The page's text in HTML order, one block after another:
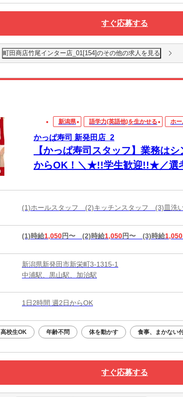
すぐ応募する
町田商店竹尾インター店_01[154]のその他の求人を見る
新潟県 語学力(英語他)を生かせる ホ
かっぱ寿司 新発田店_2
【かっぱ寿司スタッフ】業務は
からOK！＼★!!学生歓迎!!★／選
(1)ホールスタッフ (2)キッチンスタッフ (3)皿洗
(1)時給1,050円〜 (2)時給1,050円〜 (3)時給1,050
新潟県新発田市新栄町3-1315-1
中浦駅、黒山駅、加治駅
1日2時間 週2日からOK
高校生OK 年齢不問 体を動かす 食事、まかない
すぐ応募する